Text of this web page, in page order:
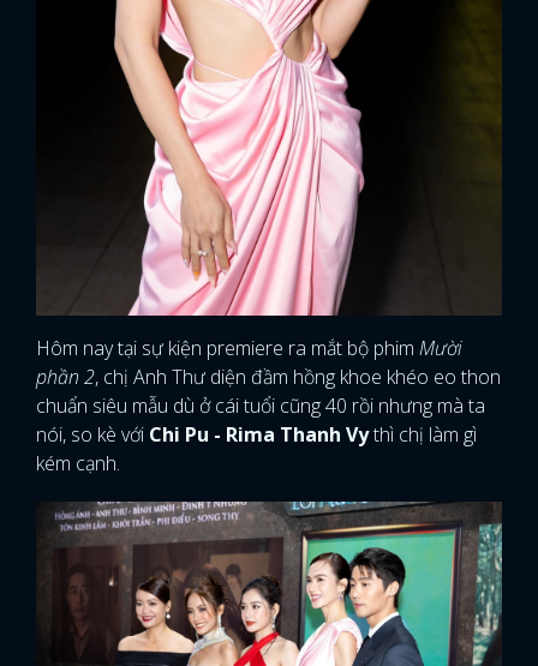
Hôm nay tại sự kiện premiere ra mắt bộ phim Mười
phần 2, chị Anh Thư diện đầm hồng khoe khéo eo thon
chuẩn siêu mẫu dù ở cái tuổi cũng 40 rồi nhưng mà ta
nói, so kè với Chi Pu - Rima Thanh Vythì chị làm gì
kém cạnh.